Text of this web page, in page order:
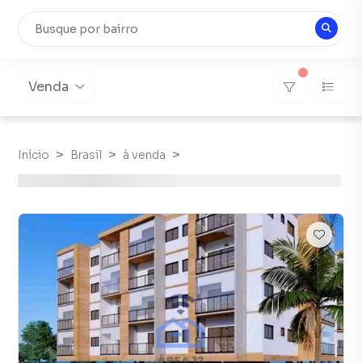
Venda
Início Brasil à venda